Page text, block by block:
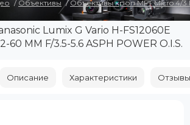
Объективы Объективы кроп MFT Micro 4/3
Lumix G Vario H-FS12060E
60 MM F/3.5-5.6 ASPH POWER O.I.S.
Описание Характеристики